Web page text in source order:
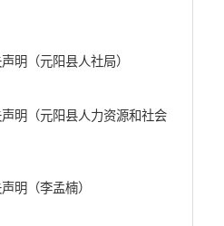
开
公开
明（元阳县人社局）
明（元阳县人力资源和社会
明（李孟楠）